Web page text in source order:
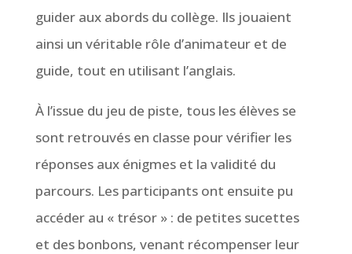
guider aux abords du collège. Ils jouaient
ainsi un véritable rôle d’animateur et de
guide, tout en utilisant l’anglais.
À l’issue du jeu de piste, tous les élèves se
sont retrouvés en classe pour vérifier les
réponses aux énigmes et la validité du
parcours. Les participants ont ensuite pu
accéder au « trésor » : de petites sucettes
et des bonbons, venant récompenser leur